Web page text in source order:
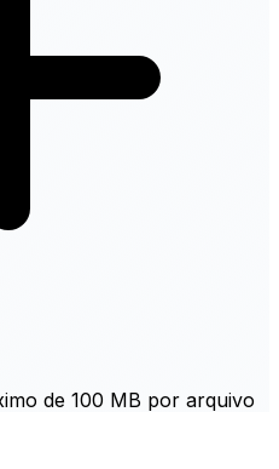
de 100 MB por arquivo